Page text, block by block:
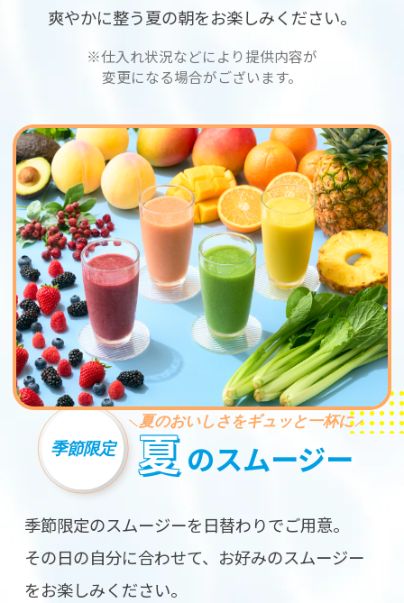
爽やかに整う夏の朝をお楽しみください。
※仕入れ状況などにより提供内容が
変更になる場合がございます。
季節限定
夏のおいしさをギュッと一杯に
夏 のスムージー
季節限定のスムージーを日替わりでご用意。
その日の自分に合わせて、お好みのスムージー
をお楽しみください。